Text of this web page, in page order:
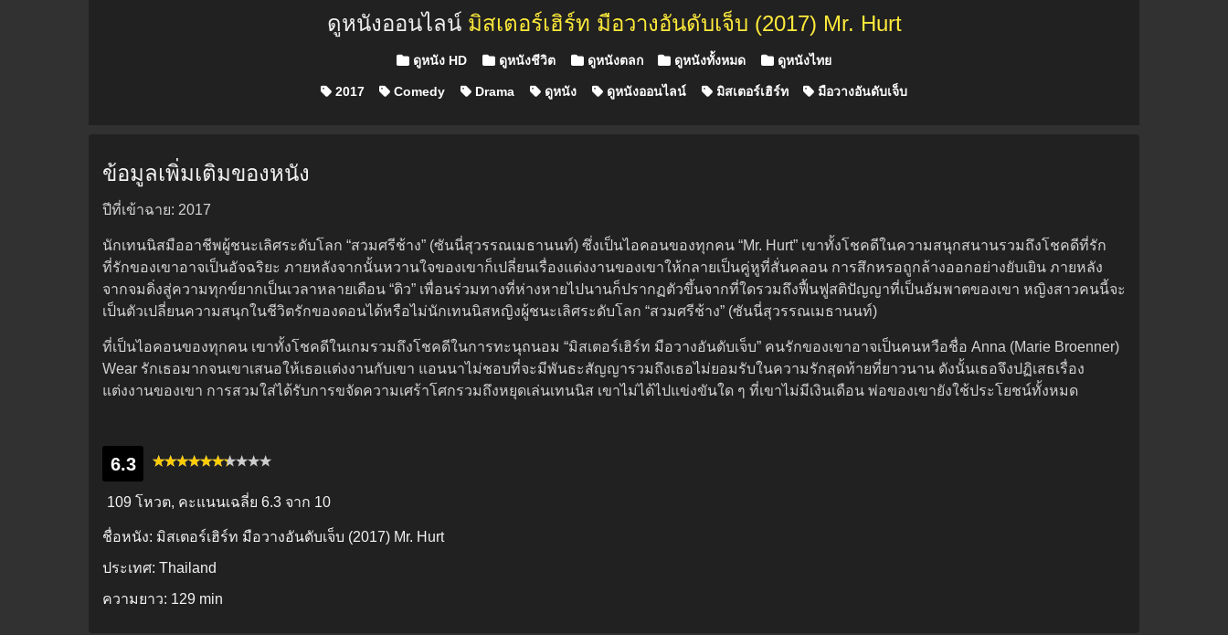
ดูหนังออนไลน์ มิสเตอร์เฮิร์ท มือวางอันดับเจ็บ (2017) Mr. Hurt
Posted in
ดูหนัง HD ดูหนังชีวิต ดูหนังตลก ดูหนังทั้งหมด ดูหนังไทย
2017 Comedy Drama ดูหนัง ดูหนังออนไลน์ มิสเตอร์เฮิร์ท มือวางอันดับเจ็บ
ข้อมูลเพิ่มเติมของหนัง
ปีที่เข้าฉาย: 2017
นักเทนนิสมืออาชีพผู้ชนะเลิศระดับโลก “สวมศรีช้าง” (ซันนี่สุวรรณเมธานนท์) ซึ่งเป็นไอคอนของทุกคน “Mr. Hurt” เขาทั้งโชคดีในความสนุกสนานรวมถึงโชคดีที่รัก
ที่รักของเขาอาจเป็นอัจฉริยะ ภายหลังจากนั้นหวานใจของเขาก็เปลี่ยนเรื่องแต่งงานของเขาให้กลายเป็นคู่หูที่สั่นคลอน การสึกหรอถูกล้างออกอย่างยับเยิน ภายหลัง
จากจมดิ่งสู่ความทุกข์ยากเป็นเวลาหลายเดือน “ดิว” เพื่อนร่วมทางที่ห่างหายไปนานก็ปรากฏตัวขึ้นจากที่ใดรวมถึงฟื้นฟูสติปัญญาที่เป็นอัมพาตของเขา หญิงสาวคนนี้จะ
เป็นตัวเปลี่ยนความสนุกในชีวิตรักของดอนได้หรือไม่นักเทนนิสหญิงผู้ชนะเลิศระดับโลก “สวมศรีช้าง” (ซันนี่สุวรรณเมธานนท์)
ที่เป็นไอคอนของทุกคน เขาทั้งโชคดีในเกมรวมถึงโชคดีในการทะนุถนอม “มิสเตอร์เฮิร์ท มือวางอันดับเจ็บ” คนรักของเขาอาจเป็นคนหวือชื่อ Anna (Marie Broenner)
Wear รักเธอมากจนเขาเสนอให้เธอแต่งงานกับเขา แอนนาไม่ชอบที่จะมีพันธะสัญญารวมถึงเธอไม่ยอมรับในความรักสุดท้ายที่ยาวนาน ดังนั้นเธอจึงปฏิเสธเรื่อง
แต่งงานของเขา การสวมใส่ได้รับการขจัดความเศร้าโศกรวมถึงหยุดเล่นเทนนิส เขาไม่ได้ไปแข่งขันใด ๆ ที่เขาไม่มีเงินเดือน พ่อของเขายังใช้ประโยชน์ทั้งหมด
6.3
109 โหวต, คะแนนเฉลี่ย 6.3 จาก 10
ชื่อหนัง: มิสเตอร์เฮิร์ท มือวางอันดับเจ็บ (2017) Mr. Hurt
ประเทศ: Thailand
ความยาว: 129 min